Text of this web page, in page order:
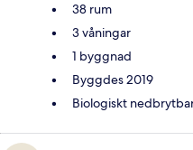
38 rum
3 våningar
1 byggnad
Byggdes 2019
Biologiskt